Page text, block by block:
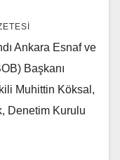
Ankara Esnaf ve
Başkanı
Muhittin Köksal,
Denetim Kurulu